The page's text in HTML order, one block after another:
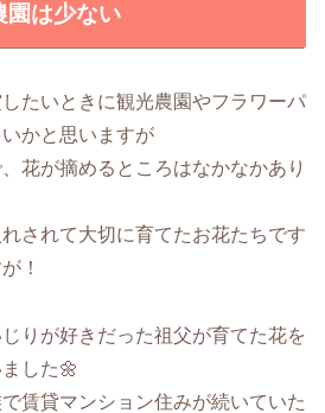
園は少ない
たいときに観光農園やフラワーパ
かと思いますが
花が摘めるところはなかなかあり
されて大切に育てたお花たちです
！
りが好きだった祖父が育てた花を
した🌼
賃貸マンション住みが続いていた